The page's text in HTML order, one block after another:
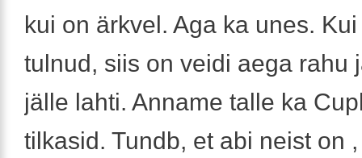
kui on ärkvel. Aga ka unes.
tulnud, siis on veidi aega rahu
jälle lahti. Anname talle ka
tilkasid. Tundb, et abi neist on